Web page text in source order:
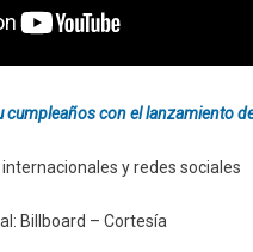
cumpleaños con el lanzamiento
y redes sociales
Billboard – Cortesía